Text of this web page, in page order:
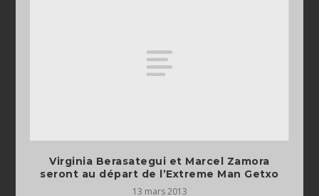
Virginia Berasategui et Marcel Zamora
seront au départ de l’Extreme Man Getxo
13 mars 2013